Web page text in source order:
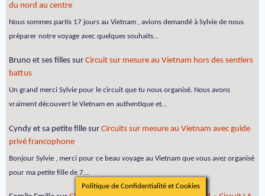
du nord au centre
Nous sommes partis 17 jours au Vietnam , avions demandé à Sylvie de nous
préparer notre voyage avec quelques souhaits…
Bruno et ses filles sur Circuit sur mesure au Vietnam hors des sentiers
battus
Un grand merci Sylvie pour le circuit que tu nous organisé. Nous avons
vraiment découvert le Vietnam en authentique et…
Cyndy et sa petite fille sur Circuits sur mesure au Vietnam avec guide
privé francophone
Bonjour Sylvie , merci pour ce beau voyage au Vietnam que vous avez organisé
pour ma petite fille de 7…
Politique de Confidentialité et Cookies